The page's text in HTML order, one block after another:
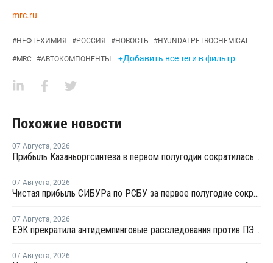
mrc.ru
#НЕФТЕХИМИЯ #РОССИЯ #НОВОСТЬ #HYUNDAI PETROCHEMICAL
#MRC #АВТОКОМПОНЕНТЫ +Добавить все теги в фильтр
Похожие новости
07 Августа, 2026
Прибыль Казаньоргсинтеза в первом полугодии сократилась более чем в 2 раза
07 Августа, 2026
Чистая прибыль СИБУРа по РСБУ за первое полугодие сократилась в 3,6 раза
07 Августа, 2026
ЕЭК прекратила антидемпинговые расследования против ПЭ и ПП из Азербайджана и Туркменистана
07 Августа, 2026